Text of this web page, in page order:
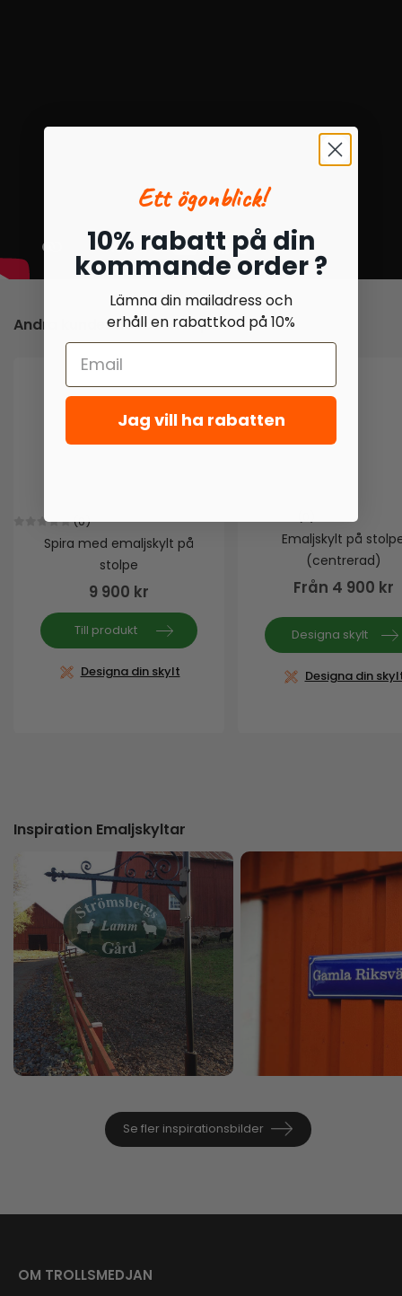
Andra kunder har även köpt
out of 5
(0)
Spira med emaljskylt på
stolpe
9 900 kr
Till produkt
Designa din skylt
Emaljskylt på
(centrerad)
Från 4 900 kr
Designa skylt
Designa din
Inspiration Emaljskyltar
Se fler inspirationsbilder
OM TROLLSMEDJAN
Ett ögonblick!
10% rabatt på din
kommande order ?
Lämna din mailadress och
erhåll en rabattkod på 10%
Jag vill ha rabatten